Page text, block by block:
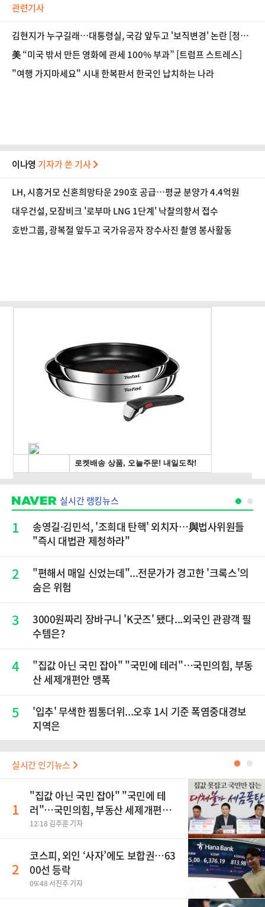
관련기사
김현지가 누구길래…대통령실, 국감 앞두고 '보직변경' 논란 [정국
기상대]
美 “미국 밖서 만든 영화에 관세 100% 부과” [트럼프 스트레스]
"여행 가지마세요" 시내 한복판서 한국인 납치하는 나라
이나영 기자가 쓴 기사
LH, 시흥거모 신혼희망타운 290호 공급…평균 분양가 4.4억원
대우건설, 모잠비크 '로부마 LNG 1단계' 낙찰의향서 접수
호반그룹, 광복절 앞두고 국가유공자 장수사진 촬영 봉사활동
실시간 랭킹뉴스
1
송영길·김민석, '조희대 탄핵' 외치자…與법사위원들
"즉시 대법관 제청하라"
2
"편해서 매일 신었는데"...전문가가 경고한 '크록스'의
숨은 위험
3
3000원짜리 장바구니 'K굿즈' 됐다...외국인 관광객 필
수템은?
4
"집값 아닌 국민 잡아" "국민에 테러"…국민의힘, 부동
산 세제개편안 맹폭
5
'입추' 무색한 찜통더위...오후 1시 기준 폭염중대경보
지역은
실시간 인기뉴스 ●
1
"집값 아닌 국민 잡아" "국민에 테
러"…국민의힘, 부동산 세제개편안
맹폭
12:18 김주훈 기자
2
코스피, 외인 ‘사자’에도 보합권…63
00선 등락
09:48 서진주 기자